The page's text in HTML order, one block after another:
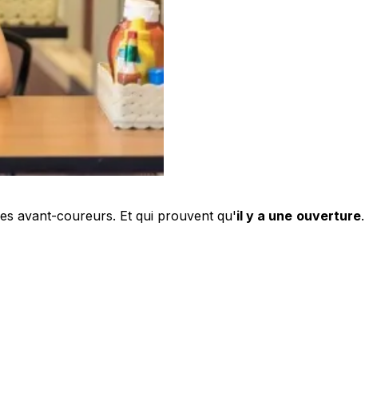
avant-coureurs. Et qui prouvent qu'il y a une ouverture.